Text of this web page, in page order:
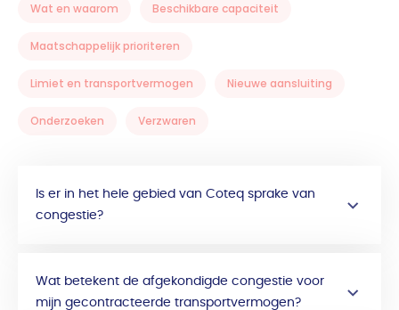
Wat en waarom Beschikbare capaciteit
Maatschappelijk prioriteren
Limiet en transportvermogen Nieuwe aansluiting
Onderzoeken Verzwaren
Is er in het hele gebied van Coteq sprake van
congestie?
Wat betekent de afgekondigde congestie voor
mijn gecontracteerde transportvermogen?